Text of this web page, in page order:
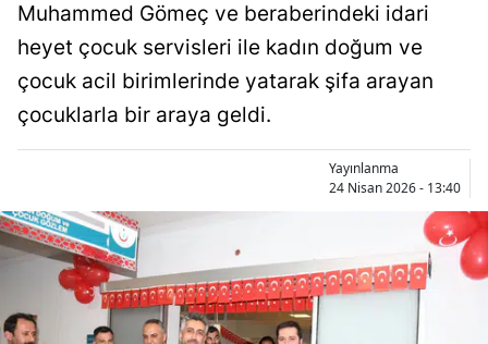
Bingöl
Bitlis
Burdur
Bursa
Çankırı
Muhammed Gömeç ve beraberindeki idari
heyet çocuk servisleri ile kadın doğum ve
çocuk acil birimlerinde yatarak şifa arayan
çocuklarla bir araya geldi.
Yayınlanma
24 Nisan 2026 - 13:40